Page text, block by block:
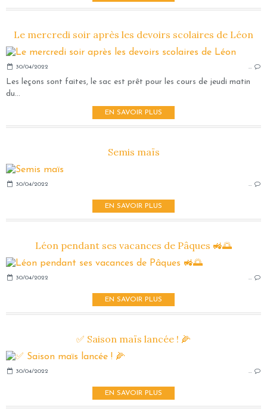
Le mercredi soir après les devoirs scolaires de Léon
30/04/2022 …
Les leçons sont faites, le sac est prêt pour les cours de jeudi matin
du...
EN SAVOIR PLUS
Semis maïs
30/04/2022 …
EN SAVOIR PLUS
Léon pendant ses vacances de Pâques 🚜🌅
30/04/2022 …
EN SAVOIR PLUS
✅ Saison maïs lancée ! 🌽
30/04/2022 …
EN SAVOIR PLUS